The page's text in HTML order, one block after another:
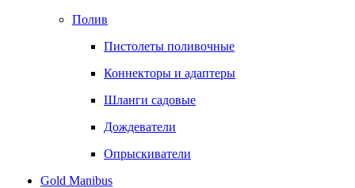
Полив
Пистолеты поливочные
Коннекторы и адаптеры
Шланги садовые
Дождеватели
Опрыскиватели
Gold Manibus